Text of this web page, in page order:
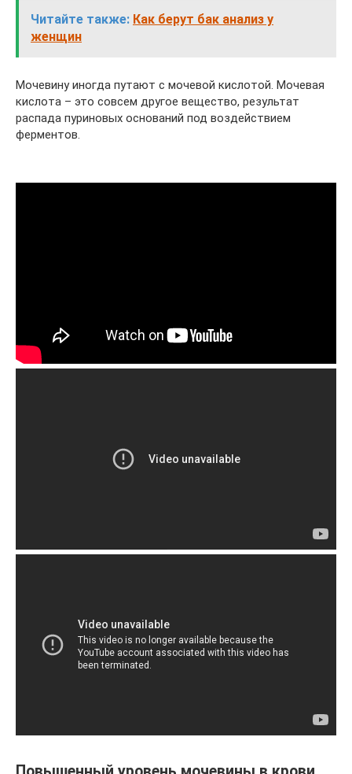
Читайте также: Как берут бак анализ у
женщин
Мочевину иногда путают с мочевой кислотой. Мочевая
кислота – это совсем другое вещество, результат
распада пуриновых оснований под воздействием
ферментов.